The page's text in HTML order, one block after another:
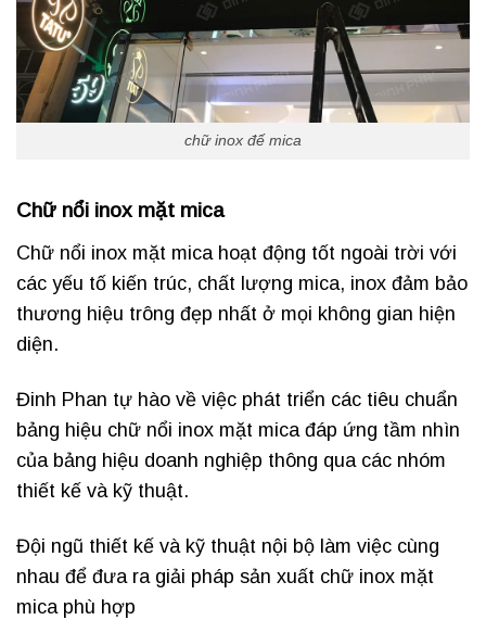
chữ inox đế mica
Chữ nổi inox mặt mica
Chữ nổi inox mặt mica hoạt động tốt ngoài trời với
các yếu tố kiến ​​trúc, chất lượng mica, inox đảm bảo
thương hiệu trông đẹp nhất ở mọi không gian hiện
diện.
Đinh Phan tự hào về việc phát triển các tiêu chuẩn
bảng hiệu chữ nổi inox mặt mica đáp ứng tầm nhìn
của bảng hiệu doanh nghiệp thông qua các nhóm
thiết kế và kỹ thuật.
Đội ngũ thiết kế và kỹ thuật nội bộ làm việc cùng
nhau để đưa ra giải pháp sản xuất chữ inox mặt
mica phù hợp